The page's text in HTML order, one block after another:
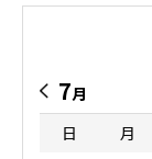
7月
日
月